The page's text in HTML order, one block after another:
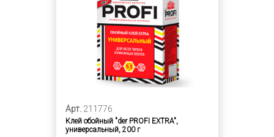
Арт. 211776
Клей обойный "der PROFI EXTRA",
универсальный, 200 г